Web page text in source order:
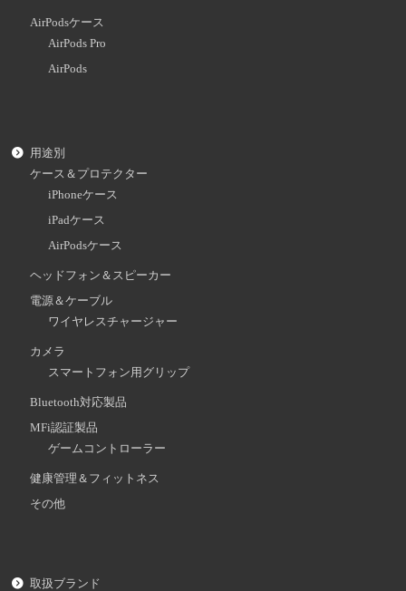
AirPodsケース
AirPods Pro
AirPods
用途別
ケース＆プロテクター
iPhoneケース
iPadケース
AirPodsケース
ヘッドフォン＆スピーカー
電源＆ケーブル
ワイヤレスチャージャー
カメラ
スマートフォン用グリップ
Bluetooth対応製品
MFi認証製品
ゲームコントローラー
健康管理＆フィットネス
その他
取扱ブランド